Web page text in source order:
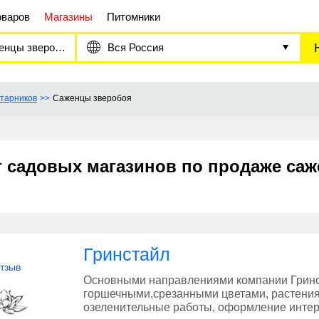
Магазины Питомники
зверобоя Вся Россия
Саженцы зверобоя
садовых магазинов по продаже
Гринстайл
Основными направлениями компании
горшечными,срезанными цветами,
озеленительные работы, оформление